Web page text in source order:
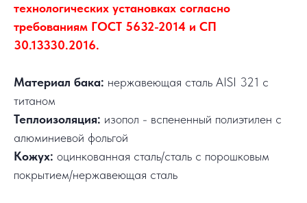
технологических установках согласно
требованиям ГОСТ 5632-2014 и СП
30.13330.2016.
Материал бака: нержавеющая сталь AISI 321 с
титаном
Теплоизоляция: изопол - вспененный полиэтилен с
алюминиевой фольгой
Кожух: оцинкованная сталь/сталь с порошковым
покрытием/нержавеющая сталь